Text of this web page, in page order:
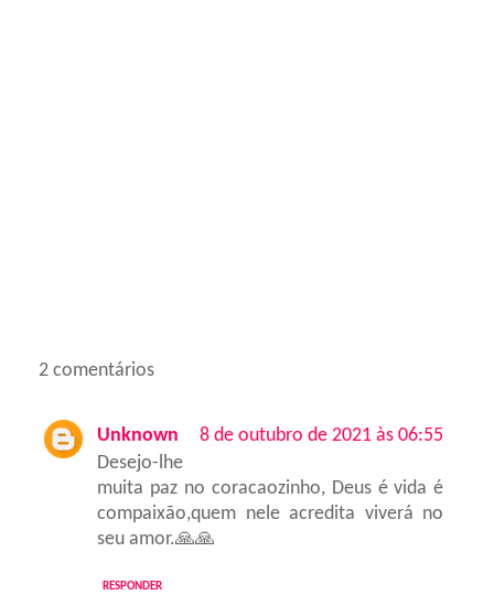
2 comentários
Unknown
8 de outubro de 2021 às 06:55
Desejo-lhe
muita paz no coracaozinho, Deus é vida é
compaixão,quem nele acredita viverá no
seu amor.🙏🙏
RESPONDER